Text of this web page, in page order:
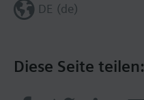
Diese Seite teilen:
DE (de)